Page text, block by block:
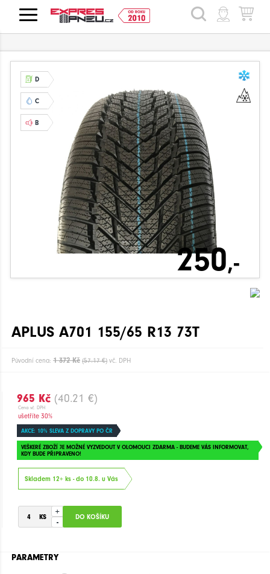
HLEDAT
D
C
B
250,-
APLUS A701 155/65 R13 73T
Původní cena: 1 372 Kč (57.17 €) vč. DPH
965 Kč (40.21 €)
Cena vč. DPH
ušetříte 30%
AKCE: 10% SLEVA Z DOPRAVY PO ČR
VEŠKERÉ ZBOŽÍ JE MOŽNÉ VYZVEDOUT V OLOMOUCI ZDARMA - BUDEME VÁS INFORMOVAT,
KDY BUDE PŘIPRAVENO!
Skladem 12+ ks - do 10.8. u Vás
+
-
PARAMETRY